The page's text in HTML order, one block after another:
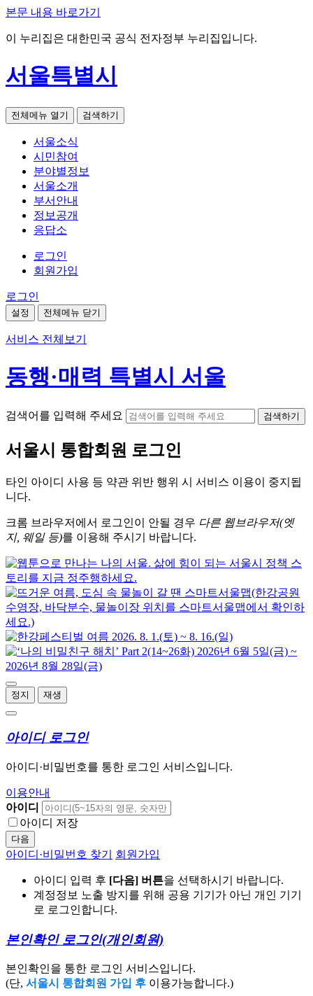
본문 내용 바로가기
이 누리집은 대한민국 공식 전자정부 누리집입니다.
서울특별시
전체메뉴 열기 검색하기
서울소식
시민참여
분야별정보
서울소개
부서안내
정보공개
응답소
로그인
회원가입
로그인
설정 전체메뉴 닫기
서비스 전체보기
동행·매력 특별시 서울
검색어를 입력해 주세요 검색하기
서울시 통합회원 로그인
타인 아이디 사용 등 약관 위반 행위 시 서비스 이용이 중지됩
니다.
크롬 브라우저에서 로그인이 안될 경우 다른 웹브라우저(엣
지, 웨일 등)를 이용해 주시기 바랍니다.
정지 재생
아이디 로그인
아이디·비밀번호를 통한 로그인 서비스입니다.
이용안내
아이디
아이디 저장
다음
아이디·비밀번호 찾기 회원가입
아이디 입력 후 [다음] 버튼을 선택하시기 바랍니다.
계정정보 노출 방지를 위해 공용 기기가 아닌 개인 기기
로 로그인합니다.
본인확인 로그인(개인회원)
본인확인을 통한 로그인 서비스입니다.
(단, 서울시 통합회원 가입 후 이용가능합니다.)